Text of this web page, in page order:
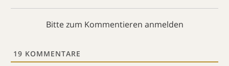
Bitte zum Kommentieren anmelden
19 KOMMENTARE